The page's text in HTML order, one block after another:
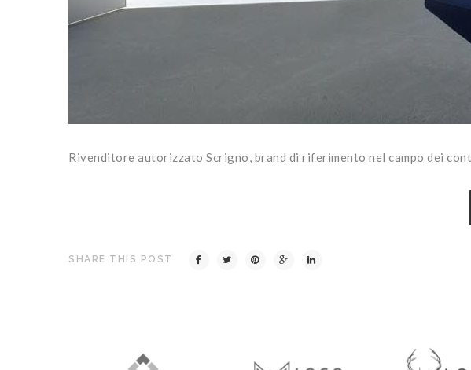
Rivenditore autorizzato Scrigno, brand di riferimento nel campo dei
SHARE THIS POST